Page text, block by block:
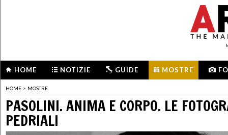
HOME NOTIZIE GUIDE MOSTRE
HOME > MOSTRE
PASOLINI. ANIMA E CORPO. LE
PEDRIALI